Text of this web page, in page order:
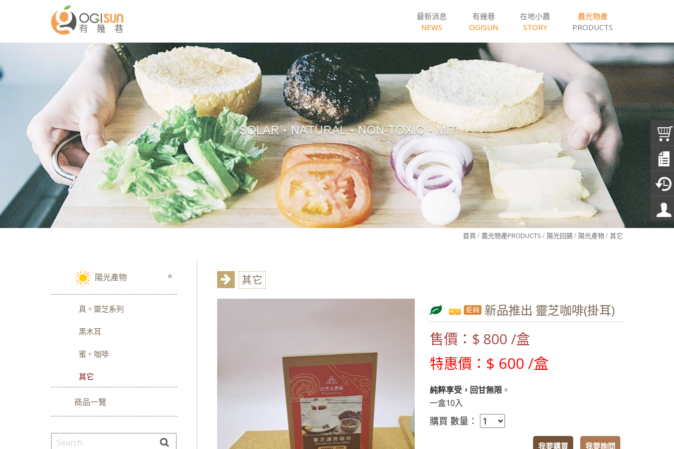
最新消息
NEWS
有幾巷
OGISUN
在地小農
STORY
農光物產
PRODUCTS
首頁 農光物產PRODUCTS 陽光回饋 陽光產物 其它
陽光產物
真。靈芝系列
黑木耳
蜜。咖啡
其它
商品一覽
其它
新品推出 靈芝咖啡(掛耳)
售價：$ 800 /盒
特惠價： $ 600 /盒
純粹享受，回甘無限 。
一盒10入
購買 數量：
我要購買 我要詢問